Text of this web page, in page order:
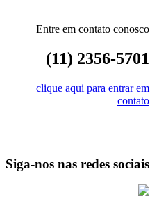
Entre em contato conosco
(11) 2356-5701
clique aqui para entrar em
contato
Siga-nos nas redes sociais